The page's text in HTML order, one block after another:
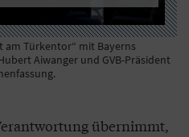
am Türkentor“ mit Bayerns
Aiwanger und GVB-Präsident
übernimmt,